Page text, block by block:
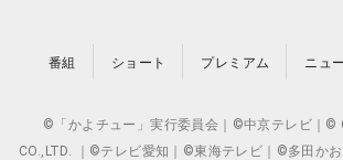
番組 ショート プレミアム ニュ
©「かよチュー」実行委員会｜©中京テレビ｜©
CO.,LTD. ｜©テレビ愛知｜©東海テレビ｜©多田か